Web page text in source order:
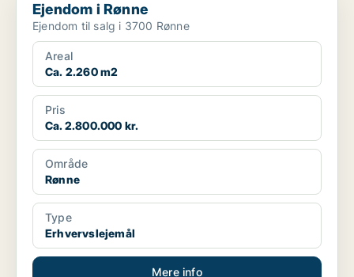
Ejendom i Rønne
Ejendom til salg i 3700 Rønne
Areal
Ca. 2.260 m2
Pris
Ca. 2.800.000 kr.
Område
Rønne
Type
Erhvervslejemål
Mere info